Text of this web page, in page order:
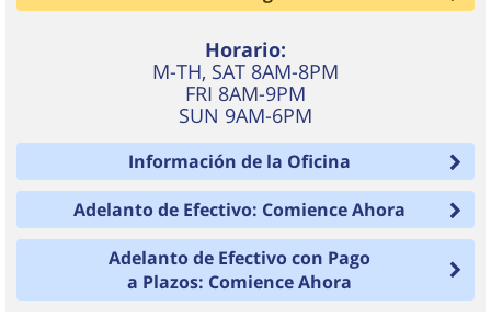
Horario:
M-TH, SAT 8AM-8PM
FRI 8AM-9PM
SUN 9AM-6PM
Información de la Oficina
Adelanto de Efectivo: Comience Ahora
Adelanto de Efectivo con Pago
a Plazos: Comience Ahora